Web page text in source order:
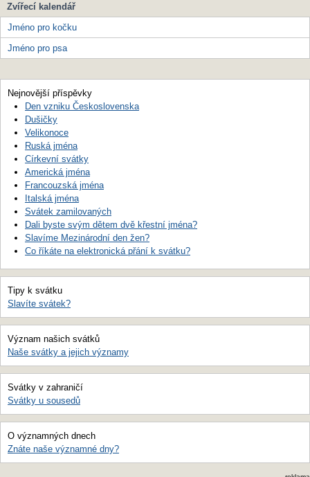
Zvířecí kalendář
Jméno pro kočku
Jméno pro psa
Nejnovější příspěvky
Den vzniku Československa
Dušičky
Velikonoce
Ruská jména
Církevní svátky
Americká jména
Francouzská jména
Italská jména
Svátek zamilovaných
Dali byste svým dětem dvě křestní jména?
Slavíme Mezinárodní den žen?
Co říkáte na elektronická přání k svátku?
Tipy k svátku
Slavíte svátek?
Význam našich svátků
Naše svátky a jejich významy
Svátky v zahraničí
Svátky u sousedů
O významných dnech
Znáte naše významné dny?